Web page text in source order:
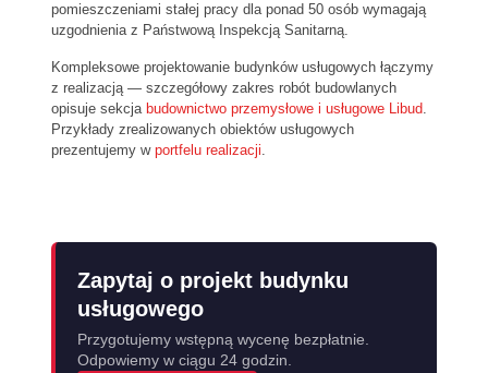
pomieszczeniami stałej pracy dla ponad 50 osób wymagają
uzgodnienia z Państwową Inspekcją Sanitarną.
Kompleksowe projektowanie budynków usługowych łączymy
z realizacją — szczegółowy zakres robót budowlanych
opisuje sekcja budownictwo przemysłowe i usługowe Libud.
Przykłady zrealizowanych obiektów usługowych
prezentujemy w portfelu realizacji.
Zapytaj o projekt budynku
usługowego
Przygotujemy wstępną wycenę bezpłatnie.
Odpowiemy w ciągu 24 godzin.